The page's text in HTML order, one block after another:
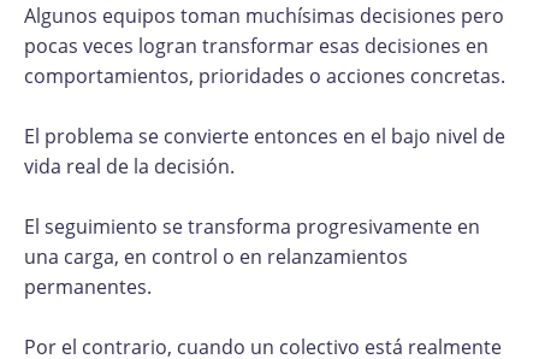
Algunos equipos toman muchísimas decisiones pero
pocas veces logran transformar esas decisiones en
comportamientos, prioridades o acciones concretas.
El problema se convierte entonces en el bajo nivel de
vida real de la decisión.
El seguimiento se transforma progresivamente en
una carga, en control o en relanzamientos
permanentes.
Por el contrario, cuando un colectivo está realmente